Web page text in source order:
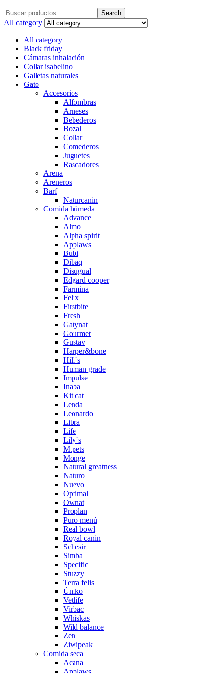
Search
for:
Search
All category
All category
Black friday
Cámaras inhalación
Collar isabelino
Galletas naturales
Gato
Accesorios
Alfombras
Arneses
Bebederos
Bozal
Collar
Comederos
Juguetes
Rascadores
Arena
Areneros
Barf
Naturcanin
Comida húmeda
Advance
Almo
Alpha spirit
Applaws
Bubi
Dibaq
Disugual
Edgard cooper
Farmina
Felix
Firstbite
Fresh
Gatynat
Gourmet
Gustav
Harper&bone
Hill´s
Human grade
Impulse
Inaba
Kit cat
Lenda
Leonardo
Libra
Life
Lily´s
M.pets
Monge
Natural greatness
Naturo
Nuevo
Optimal
Ownat
Proplan
Puro menú
Real bowl
Royal canin
Schesir
Simba
Specific
Stuzzy
Terra felis
Úniko
Vetlife
Virbac
Whiskas
Wild balance
Zen
Ziwipeak
Comida seca
Acana
Applaws